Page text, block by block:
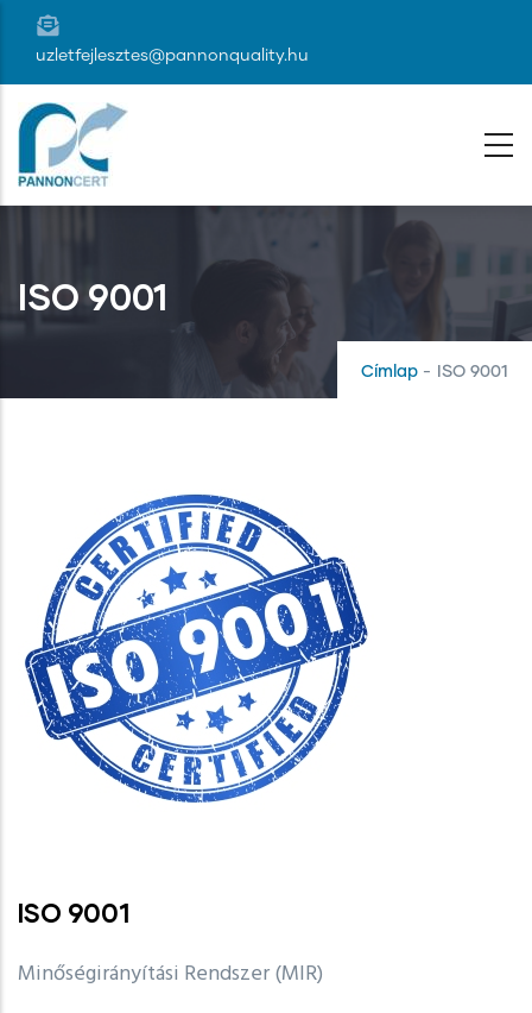
Ugrás
tartalomra
uzletfejlesztes@pannonquality.hu
ISO 9001
Címlap - ISO 9001
ISO 9001
Minőségirányítási Rendszer (MIR)